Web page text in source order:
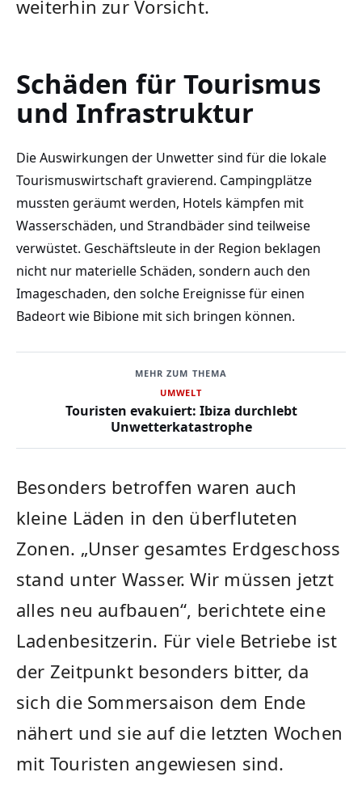
weiterhin zur Vorsicht.
Schäden für Tourismus
und Infrastruktur
Die Auswirkungen der Unwetter sind für die lokale
Tourismuswirtschaft gravierend. Campingplätze
mussten geräumt werden, Hotels kämpfen mit
Wasserschäden, und Strandbäder sind teilweise
verwüstet. Geschäftsleute in der Region beklagen
nicht nur materielle Schäden, sondern auch den
Imageschaden, den solche Ereignisse für einen
Badeort wie Bibione mit sich bringen können.
MEHR ZUM THEMA
UMWELT
Touristen evakuiert: Ibiza durchlebt
Unwetterkatastrophe
Besonders betroffen waren auch
kleine Läden in den überfluteten
Zonen. „Unser gesamtes Erdgeschoss
stand unter Wasser. Wir müssen jetzt
alles neu aufbauen“, berichtete eine
Ladenbesitzerin. Für viele Betriebe ist
der Zeitpunkt besonders bitter, da
sich die Sommersaison dem Ende
nähert und sie auf die letzten Wochen
mit Touristen angewiesen sind.